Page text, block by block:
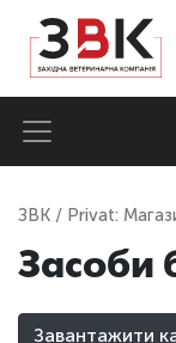
ЗВК / Privat:
Засоби
Завантажити